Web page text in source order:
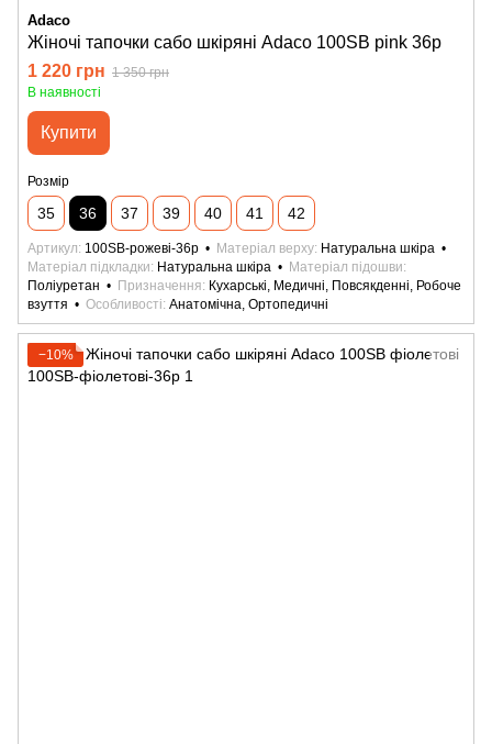
Adaco
Жіночі тапочки сабо шкіряні Adaco 100SB pink 36р
1 220 грн 1 350 грн
В наявності
Купити
Розмір
35 36 37 39 40 41 42
Артикул 100SB-рожеві-36р Матеріал верху Натуральна шкіра
Матеріал підкладки
Натуральна шкіра
Матеріал підошви
Поліуретан
Призначення
Кухарські, Медичні, Повсякденні, Робоче
взуття
Особливості Анатомічна, Ортопедичні
−10%